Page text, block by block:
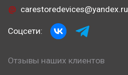
carestoredevices@yandex.ru
Соцсети:
Отзывы наших клиентов